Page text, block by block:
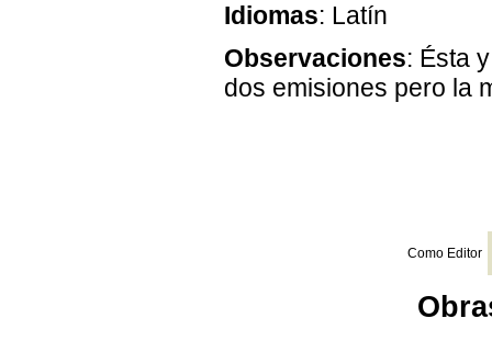
Idiomas: Latín
Observaciones: Ésta
dos emisiones pero la
Como Editor